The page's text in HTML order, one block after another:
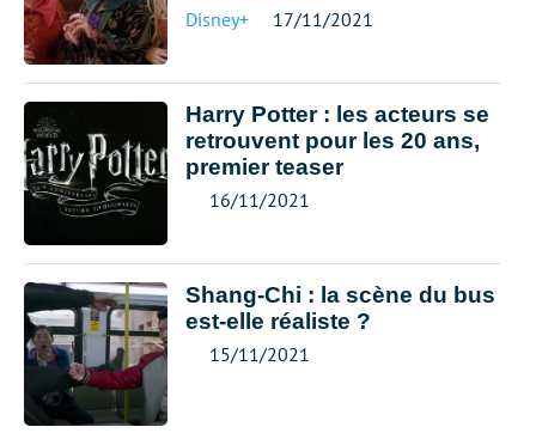
Disney+ 17/11/2021
Harry Potter : les acteurs se
retrouvent pour les 20 ans,
premier teaser
16/11/2021
Shang-Chi : la scène du bus
est-elle réaliste ?
15/11/2021